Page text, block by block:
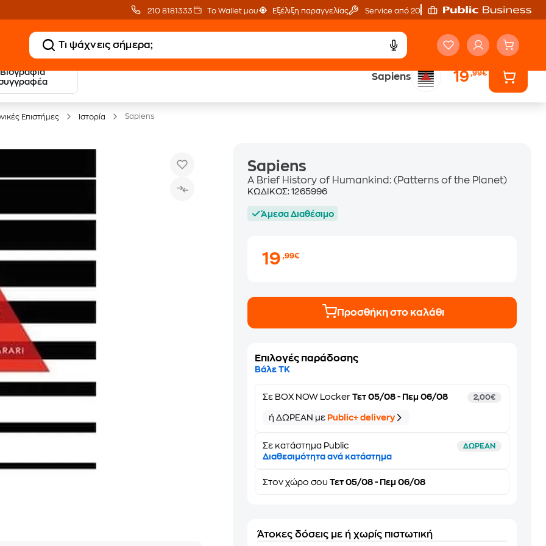
210 8181333 Το Wallet μου Εξέλιξη παραγγελίας Service από 20'
Βιογραφία
Sapiens 19,99€
20 € Public επιστροφή
με Snappi
Έλα στον κόσμο
Επιστήμες Ιστορία Sapiens
Sapiens
A Brief History of Humankind: (Patterns of the Planet)
ΚΩΔΙΚΟΣ:1265996
Άμεσα Διαθέσιμο
19,99€
Προσθήκη στο καλάθι
Επιλογές παράδοσης
Βάλε ΤΚ
Σε BOX NOW Locker Τετ 05/08 - Πεμ 06/08 2,00€
ή ΔΩΡΕΑΝ με Public+ delivery
Σε κατάστημα Public ΔΩΡΕΑΝ
Διαθεσιμότητα ανά κατάστημα
Στονχώρο σου Τετ 05/08 - Πεμ 06/08
Άτοκες δόσεις με ή χωρίς πιστωτική